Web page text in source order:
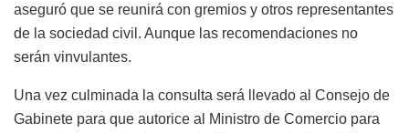
aseguró que se reunirá con gremios y otros representantes
de la sociedad civil. Aunque las recomendaciones no
serán vinvulantes.
Una vez culminada la consulta será llevado al Consejo de
Gabinete para que autorice al Ministro de Comercio para